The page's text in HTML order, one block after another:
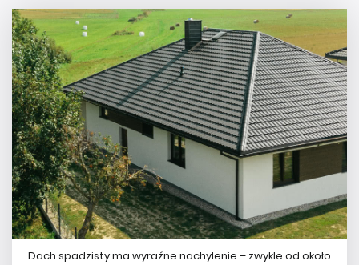
Dach spadzisty ma wyraźne nachylenie – zwykle od około